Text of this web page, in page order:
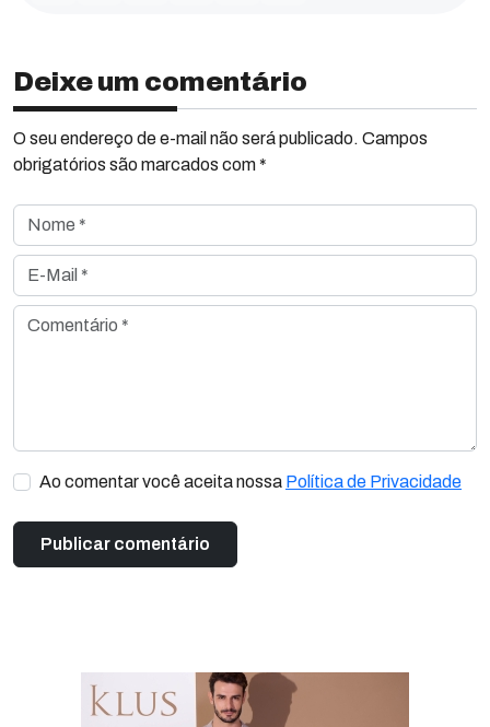
Deixe um comentário
O seu endereço de e-mail não será publicado. Campos
obrigatórios são marcados com *
Nome *
E-Mail *
Comentário *
Ao comentar você aceita nossa Política de Privacidade